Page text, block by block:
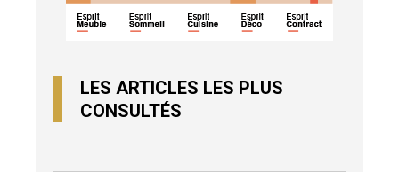
LES ARTICLES LES PLUS
CONSULTÉS